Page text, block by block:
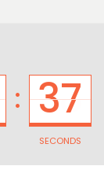
: 37
SECONDS